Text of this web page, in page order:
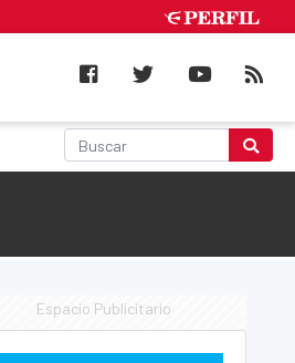
Espacio Publicitario